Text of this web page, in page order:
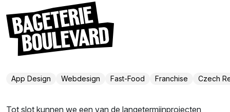
App Design Webdesign Fast-Food Franchise Czech
Tot slot kunnen we een van de langetermijnprojecten